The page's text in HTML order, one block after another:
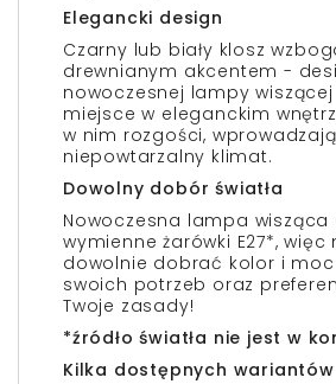
Elegancki design
Czarny lub biały klosz
drewnianym akcentem -
nowoczesnej lampy wiszącej
miejsce w eleganckim
w nim rozgości,
niepowtarzalny klimat.
Dowolny dobór światła
Nowoczesna lampa wisząca
wymienne żarówki E27*, więc
dowolnie dobrać kolor i moc
swoich potrzeb oraz
Twoje zasady!
*źródło światła nie jest w
Kilka dostępnych wariantów